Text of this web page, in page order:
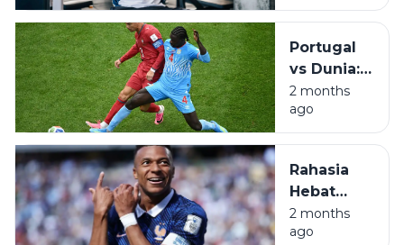
DOMS
Olahraga
Portugal
vs Dunia:
Saat
Konser
Reuni Tak
Bayangan
2 months
ago
Rahasia
Hebat
Mbappe
Saat
2 months
ago